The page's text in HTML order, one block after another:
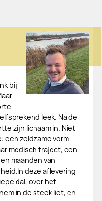
bij
leek. Na de
zijn lichaam in. Niet
een zeldzame vorm
medisch traject, een
maanden van
deze aflevering
dal, over het
in de steek liet, en